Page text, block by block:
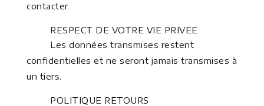
contacter
RESPECT DE VOTRE VIE PRIVEE
Les données transmises restent
confidentielles et ne seront jamais transmises à
un tiers.
POLITIQUE RETOURS